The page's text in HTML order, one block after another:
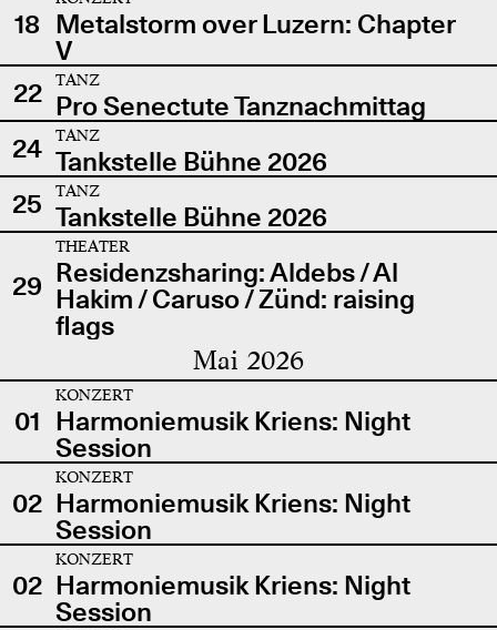
18 Metalstorm over Luzern: Chapter
V
22
TANZ
Pro Senectute Tanznachmittag
24
TANZ
Tankstelle Bühne 2026
25
TANZ
Tankstelle Bühne 2026
29
THEATER
Residenzsharing: Aldebs / Al
Hakim / Caruso / Zünd: raising
flags
Mai 2026
01
KONZERT
Harmoniemusik Kriens: Night
Session
02
KONZERT
Harmoniemusik Kriens: Night
Session
02
KONZERT
Harmoniemusik Kriens: Night
Session